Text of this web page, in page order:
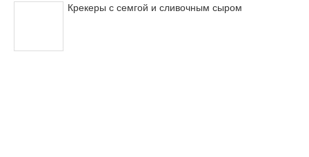
Крекеры с семгой и сливочным сыром